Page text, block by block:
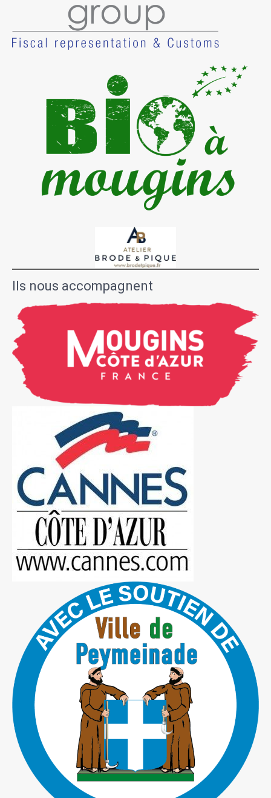
Ils nous accompagnent